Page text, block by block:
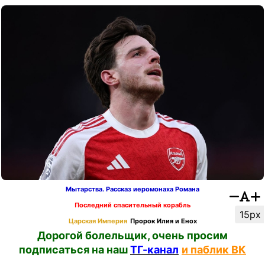
15px
Мытарства. Рассказ иеромонаха Романа
Последний спасительный корабль
Царская Империя Пророк Илия и Енох
Дорогой болельщик, очень просим
подписаться на нашТГ-канал и паблик ВК